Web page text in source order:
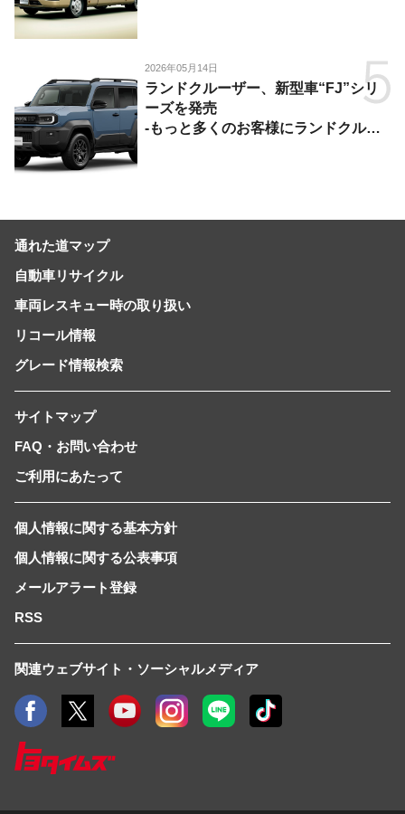
2026年05月14日
ランドクルーザー、新型車“FJ”シリ
ーズを発売
-もっと多くのお客様にランドクルー
通れた道マップ
自動車リサイクル
車両レスキュー時の取り扱い
リコール情報
グレード情報検索
サイトマップ
FAQ・お問い合わせ
ご利用にあたって
個人情報に関する基本方針
個人情報に関する公表事項
メールアラート登録
RSS
関連ウェブサイト・ソーシャルメディア